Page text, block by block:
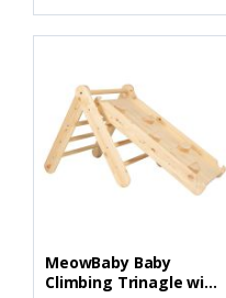
MeowBaby Baby
Climbing Trinagle with